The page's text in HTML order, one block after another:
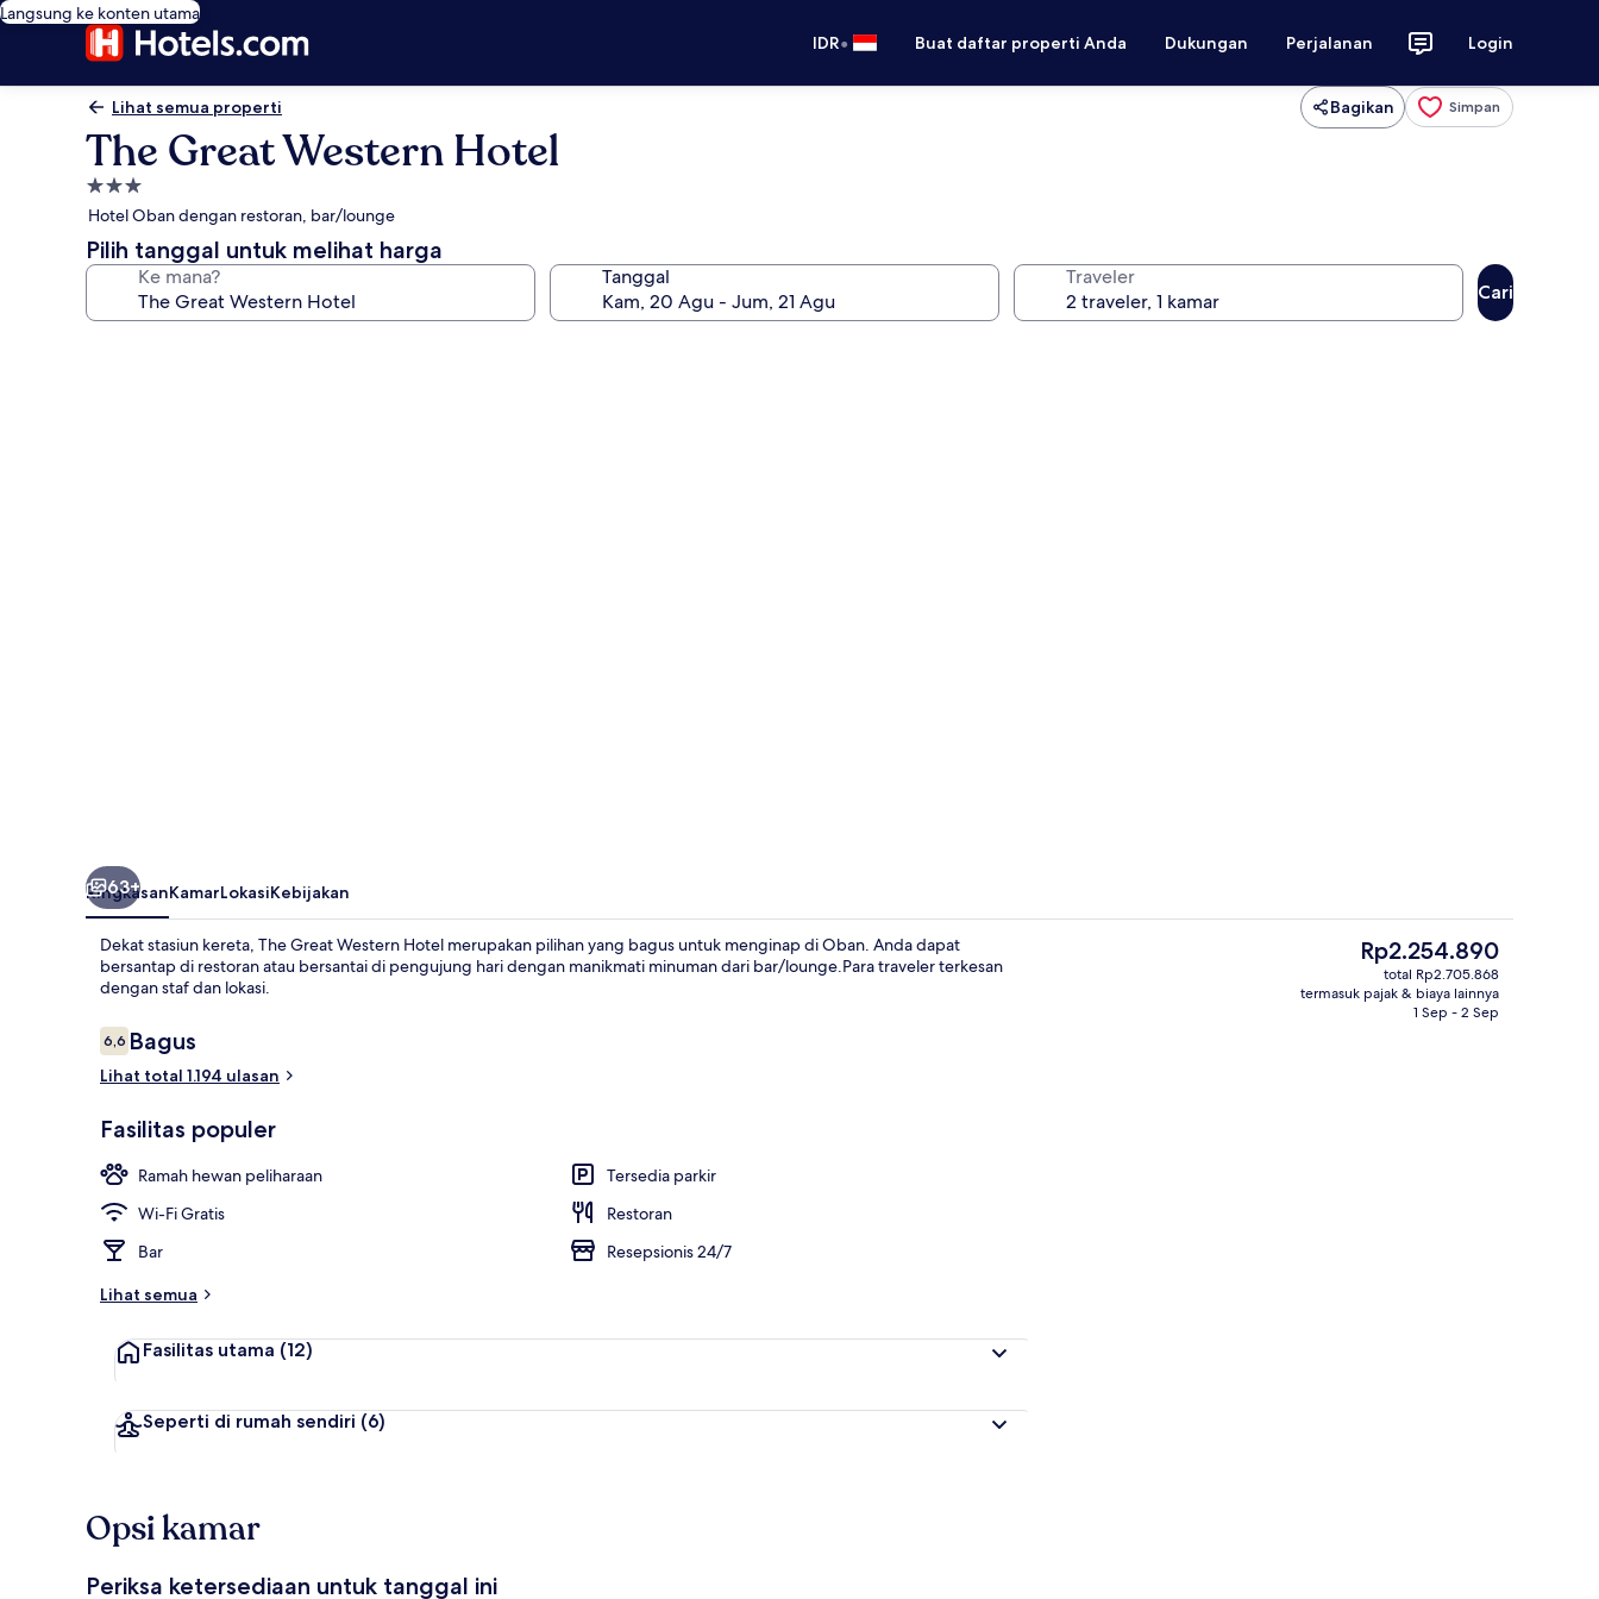
Langsung ke konten utama
IDR• Buat daftar properti Anda Dukungan Perjalanan Login
Lihat semua properti Bagikan Simpan
The Great Western Hotel
Properti
bintang
3.0
Hotel Oban dengan restoran, bar/lounge
Pilih tanggal untuk melihat harga
Ke mana? Tanggal Traveler
Cari
Bar (di properti)
63+
RingkasanKamarLokasiKebijakan
Dekat stasiun kereta, The Great Western Hotel merupakan pilihan yang bagus untuk menginap di Oban. Anda dapat
bersantap di restoran atau bersantai di pengujung hari dengan manikmati minuman dari bar/lounge.Para traveler terkesan
dengan staf dan lokasi.
Ulasan
6,66,6 dari 10
Bagus
Lihat total 1.194 ulasan
Fasilitas populer
Ramah hewan peliharaan
Tersedia parkir
Wi-Fi Gratis
Restoran
Bar
Resepsionis 24/7
Lihat semua
Fasilitas utama (12)
Seperti di rumah sendiri (6)
Harga
saat
ini
Rp2.254.890
Rp2.254.890
total Rp2.705.868
termasuk pajak & biaya lainnya
1 Sep - 2 Sep
Opsi kamar
Periksa ketersediaan untuk tanggal ini